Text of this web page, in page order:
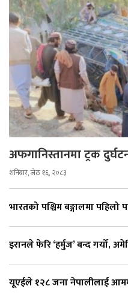
अफगानिस्तानमा ट्रक
शनिबार, जेठ १६, २०८३
भारतको पश्चिम बङ्गालमा
इरानले फेरि ‘हर्मुज’ बन्द गर्यो,
यूएईले १२८ जना नेपालीलाई